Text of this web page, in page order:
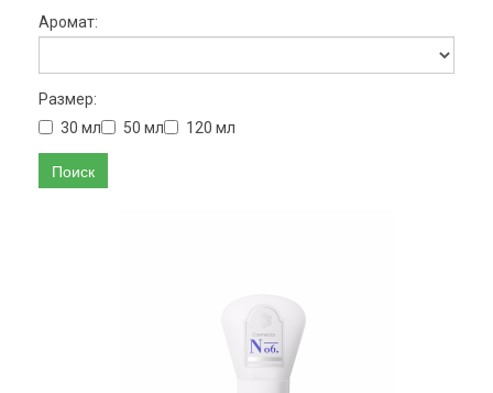
Аромат:
Размер:
30 мл
50 мл 120 мл
Поиск